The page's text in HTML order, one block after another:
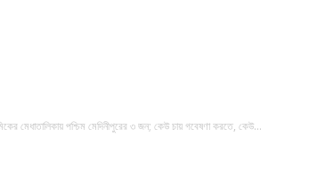
মেধাতালিকায় পশ্চিম মেদিনীপুরের ৩ জন; কেউ চায় গবেষণা করতে, কেউ...